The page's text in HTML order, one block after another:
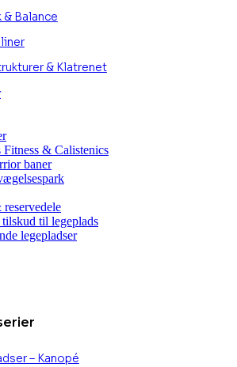
Balance
& Klatrenet
Fitness & Calistenics
baner
til legeplads
legepladser
– Kanopé